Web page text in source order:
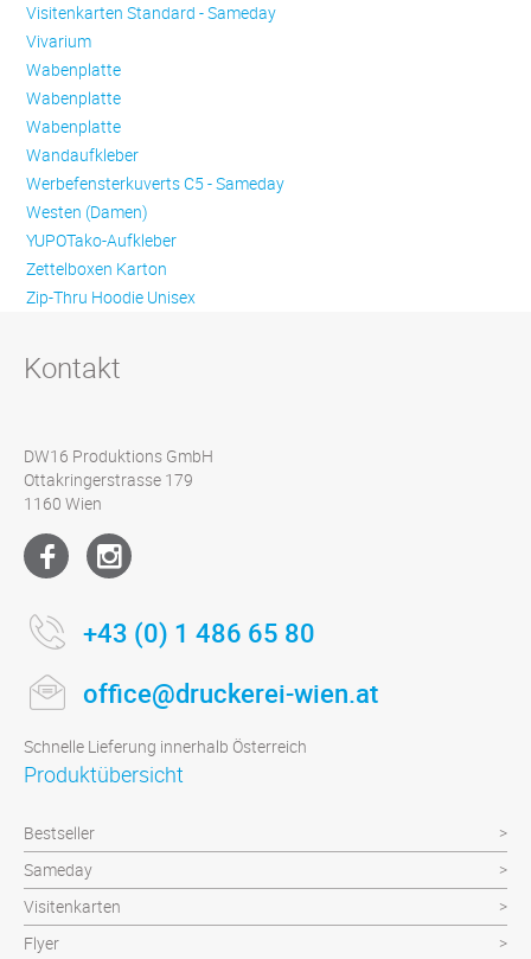
Visitenkarten Standard - Sameday
Vivarium
Wabenplatte
Wabenplatte
Wabenplatte
Wandaufkleber
Werbefensterkuverts C5 - Sameday
Westen (Damen)
YUPOTako-Aufkleber
Zettelboxen Karton
Zip-Thru Hoodie Unisex
Kontakt
DW16 Produktions GmbH
Ottakringerstrasse 179
1160 Wien
+43 (0) 1 486 65 80
office@druckerei-wien.at
Schnelle Lieferung innerhalb Österreich
Produktübersicht
Bestseller
Sameday
Visitenkarten
Flyer